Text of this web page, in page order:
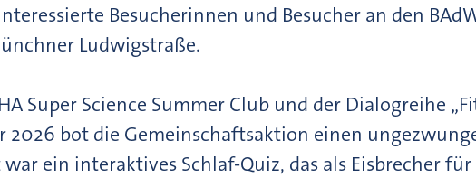
Besucherinnen und Besucher an den
Ludwigstraße.
Super Science Summer Club und der Dialogreihe
2026 bot die Gemeinschaftsaktion einen
ein interaktives Schlaf-Quiz, das als Eisbrecher